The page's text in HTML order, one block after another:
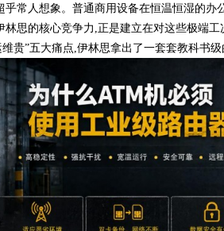
乎常人想象。普通商用设备在恒温恒湿的
林思的核心竞争力,正是建立在对这些极端
贵”五大痛点,伊林思拿出了一套套教科书